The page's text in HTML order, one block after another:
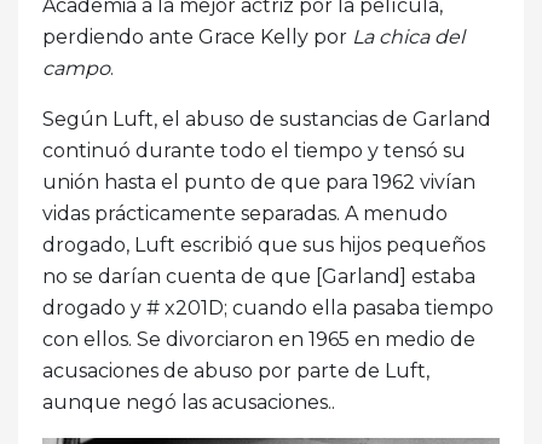
Academia a la mejor actriz por la película,
perdiendo ante Grace Kelly por La chica del
campo.
Según Luft, el abuso de sustancias de Garland
continuó durante todo el tiempo y tensó su
unión hasta el punto de que para 1962 vivían
vidas prácticamente separadas. A menudo
drogado, Luft escribió que sus hijos pequeños
no se darían cuenta de que [Garland] estaba
drogado y # x201D; cuando ella pasaba tiempo
con ellos. Se divorciaron en 1965 en medio de
acusaciones de abuso por parte de Luft,
aunque negó las acusaciones..